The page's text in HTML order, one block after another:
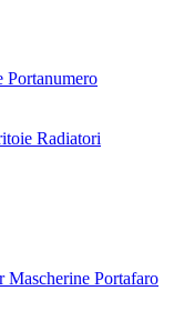
Portanumero
Radiatori
Mascherine Portafaro